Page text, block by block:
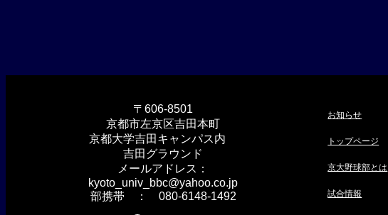
〒606-8501
京都市左京区吉田本町
京都大学吉田キャンパス内
吉田グラウンド
メールアドレス：
kyoto_univ_bbc@yahoo.co.jp
部携帯 ： 080-6148-1492
お知らせ
トップページ
京大野球部とは
試合情報